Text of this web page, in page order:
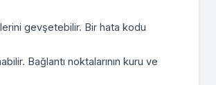
gevşetebilir. Bir hata kodu
Bağlantı noktalarının kuru ve